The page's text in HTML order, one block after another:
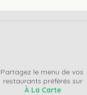
Partagez le menu de vos
restaurants préférés sur
À La Carte